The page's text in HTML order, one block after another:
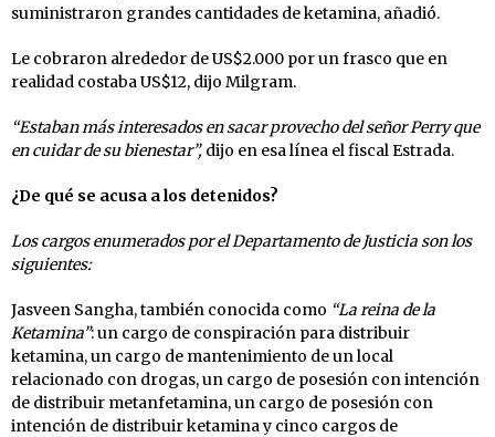
suministraron grandes cantidades de ketamina, añadió.
Le cobraron alrededor de US$2.000 por un frasco que en
realidad costaba US$12, dijo Milgram.
“Estaban más interesados en sacar provecho del señor Perry que
en cuidar de su bienestar”, dijo en esa línea el fiscal Estrada.
¿De qué se acusa a los detenidos?
Los cargos enumerados por el Departamento de Justicia son los
siguientes:
Jasveen Sangha, también conocida como “La reina de la
Ketamina”: un cargo de conspiración para distribuir
ketamina, un cargo de mantenimiento de un local
relacionado con drogas, un cargo de posesión con intención
de distribuir metanfetamina, un cargo de posesión con
intención de distribuir ketamina y cinco cargos de